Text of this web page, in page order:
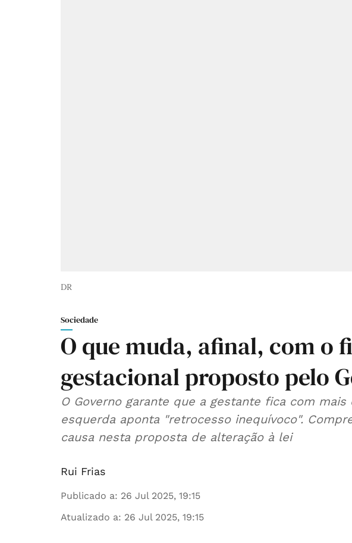
DR
Sociedade
O que muda, afinal, com o
gestacional proposto pelo
O Governo garante que a gestante fica com
esquerda aponta "retrocesso inequívoco".
causa nesta proposta de alteração à lei
Rui Frias
Publicado a: 26 Jul 2025, 19:15
Atualizado a: 26 Jul 2025, 19:15